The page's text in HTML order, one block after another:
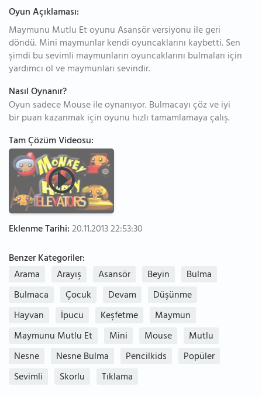
Oyun Açıklaması:
Maymunu Mutlu Et oyunu Asansör versiyonu ile geri
döndü. Mini maymunlar kendi oyuncaklarını kaybetti. Sen
şimdi bu sevimli maymunların oyuncaklarını bulmaları için
yardımcı ol ve maymunları sevindir.
Nasıl Oynanır?
Oyun sadece Mouse ile oynanıyor. Bulmacayı çöz ve iyi
bir puan kazanmak için oyunu hızlı tamamlamaya çalış.
Tam Çözüm Videosu:
Eklenme Tarihi:20.11.2013 22:53:30
Benzer Kategoriler:
Arama
Arayış Asansör Beyin
Bulma
Bulmaca
Çocuk Devam
Düşünme
Hayvan
İpucu Keşfetme
Maymun
Maymunu Mutlu Et
Mini Mouse
Mutlu
Nesne
Nesne Bulma Pencilkids
Popüler
Sevimli
Skorlu Tıklama